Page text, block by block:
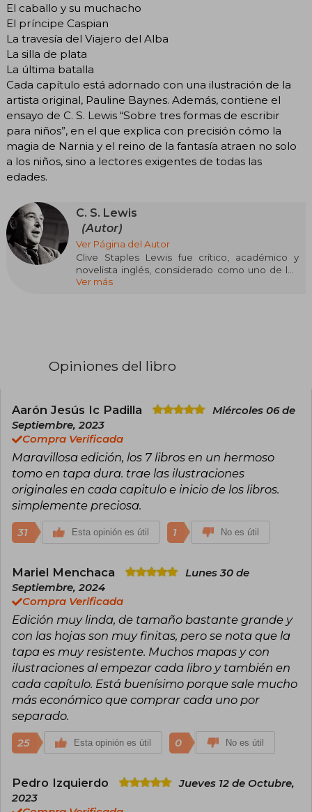
El caballo y su muchacho
El príncipe Caspian
La travesía del Viajero del Alba
La silla de plata
La última batalla
Cada capítulo está adornado con una ilustración de la
artista original, Pauline Baynes. Además, contiene el
ensayo de C. S. Lewis “Sobre tres formas de escribir
para niños”, en el que explica con precisión cómo la
magia de Narnia y el reino de la fantasía atraen no solo
a los niños, sino a lectores exigentes de todas las
edades.
C. S. Lewis
(Autor)
Ver Página del Autor
Clive Staples Lewis fue crítico, académico y
novelista inglés, considerado como uno de los
mejores escritores de literatura infantil y juvenil
fantástica y alegórica sobre la eterna lucha
referente inexcusable de la narrativa fantástica
actual.
Ver más
Opiniones del libro
Aarón Jesús Ic Padilla
Miércoles 06 de
Septiembre, 2023
Compra Verificada
Maravillosa edición, los 7 libros en un hermoso
tomo en tapa dura. trae las ilustraciones
originales en cada capitulo e inicio de los libros.
simplemente preciosa.
31 Esta opinión es útil 1 No es útil
Mariel Menchaca
Lunes 30 de
Septiembre, 2024
Compra Verificada
Edición muy linda, de tamaño bastante grande y
con las hojas son muy finitas, pero se nota que la
tapa es muy resistente. Muchos mapas y con
ilustraciones al empezar cada libro y también en
cada capítulo. Está buenísimo porque sale mucho
más económico que comprar cada uno por
separado.
25 Esta opinión es útil 0 No es útil
Pedro Izquierdo
Jueves 12 de Octubre,
2023